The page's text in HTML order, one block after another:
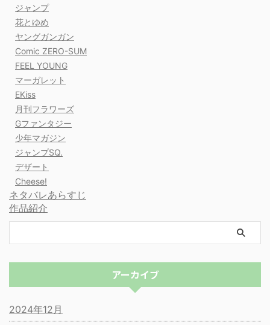
ジャンプ
花とゆめ
ヤングガンガン
Comic ZERO-SUM
FEEL YOUNG
マーガレット
EKiss
月刊フラワーズ
Gファンタジー
少年マガジン
ジャンプSQ.
デザート
Cheese!
ネタバレあらすじ
作品紹介
アーカイブ
2024年12月